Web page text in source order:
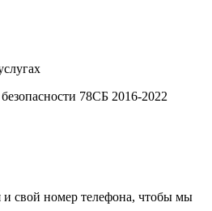
78СБ 2016-2022
свой номер телефона, чтобы мы